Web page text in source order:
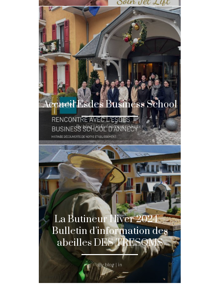
Accueil Esdes Business School
By blog | in Evénements, Visites
La Butineur Hiver 2024 –
Bulletin d’information des
abeilles DES TRESOMS
By blog | in